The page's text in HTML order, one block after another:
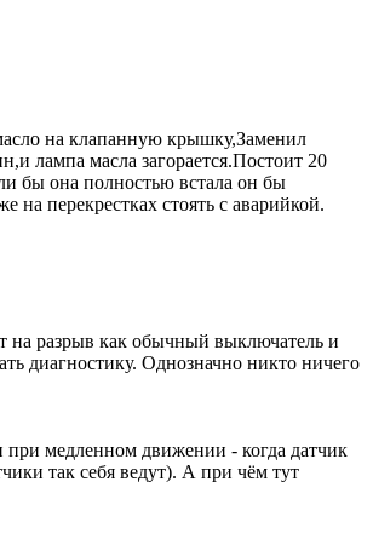
на клапанную крышку,Заменил
лампа масла загорается.Постоит 20
бы она полностью встала он бы
на перекрестках стоять с аварийкой.
на разрыв как обычный выключатель и
диагностику. Однозначно никто ничего
при медленном движении - когда датчик
так себя ведут). А при чём тут